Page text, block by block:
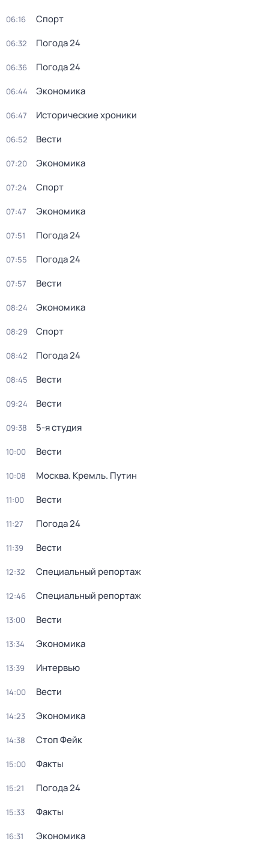
06:16 Спорт
06:32 Погода 24
06:36 Погода 24
06:44 Экономика
06:47 Исторические хроники
06:52 Вести
07:20 Экономика
07:24 Спорт
07:47 Экономика
07:51 Погода 24
07:55 Погода 24
07:57 Вести
08:24 Экономика
08:29 Спорт
08:42 Погода 24
08:45 Вести
09:24 Вести
09:38 5-я студия
10:00 Вести
10:08 Москва. Кремль. Путин
11:00 Вести
11:27 Погода 24
11:39 Вести
12:32 Специальный репортаж
12:46 Специальный репортаж
13:00 Вести
13:34 Экономика
13:39 Интервью
14:00 Вести
14:23 Экономика
14:38 Стоп Фейк
15:00 Факты
15:21 Погода 24
15:33 Факты
16:31 Экономика